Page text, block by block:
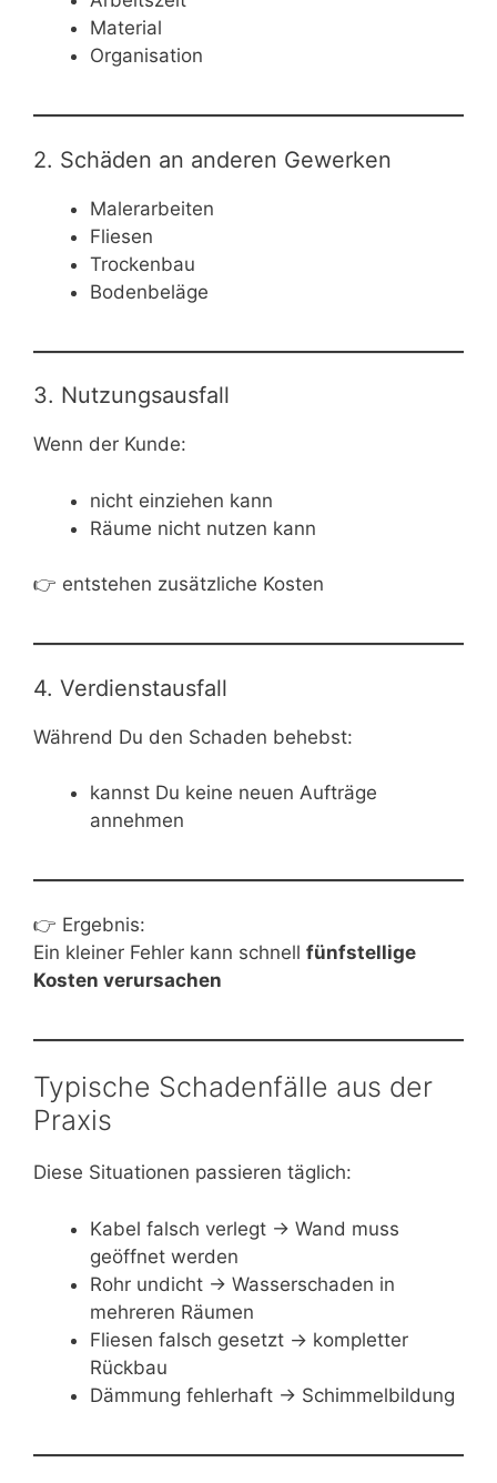
Material
Organisation
2. Schäden an anderen Gewerken
Malerarbeiten
Fliesen
Trockenbau
Bodenbeläge
3. Nutzungsausfall
Wenn der Kunde:
nicht einziehen kann
Räume nicht nutzen kann
👉 entstehen zusätzliche Kosten
4. Verdienstausfall
Während Du den Schaden behebst:
kannst Du keine neuen Aufträge
annehmen
👉 Ergebnis:
Ein kleiner Fehler kann schnell fünfstellige
Kosten verursachen
Typische Schadenfälle aus der
Praxis
Diese Situationen passieren täglich:
Kabel falsch verlegt → Wand muss
geöffnet werden
Rohr undicht → Wasserschaden in
mehreren Räumen
Fliesen falsch gesetzt → kompletter
Rückbau
Dämmung fehlerhaft → Schimmelbildung